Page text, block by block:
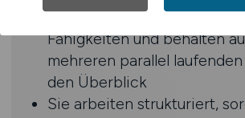
Sie besitzen sehr gute
Fähigkeiten und behalten
mehreren parallel
den Überblick
Sie arbeiten strukturiert,